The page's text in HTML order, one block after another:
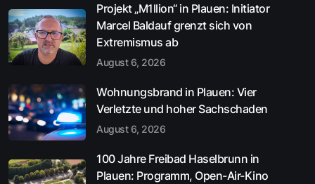
Projekt „M1llion“ in Plauen: Initiator
Marcel Baldauf grenzt sich von
Extremismus ab
August 6, 2026
Wohnungsbrand in Plauen: Vier
Verletzte und hoher Sachschaden
August 6, 2026
100 Jahre Freibad Haselbrunn in
Plauen: Programm, Open-Air-Kino